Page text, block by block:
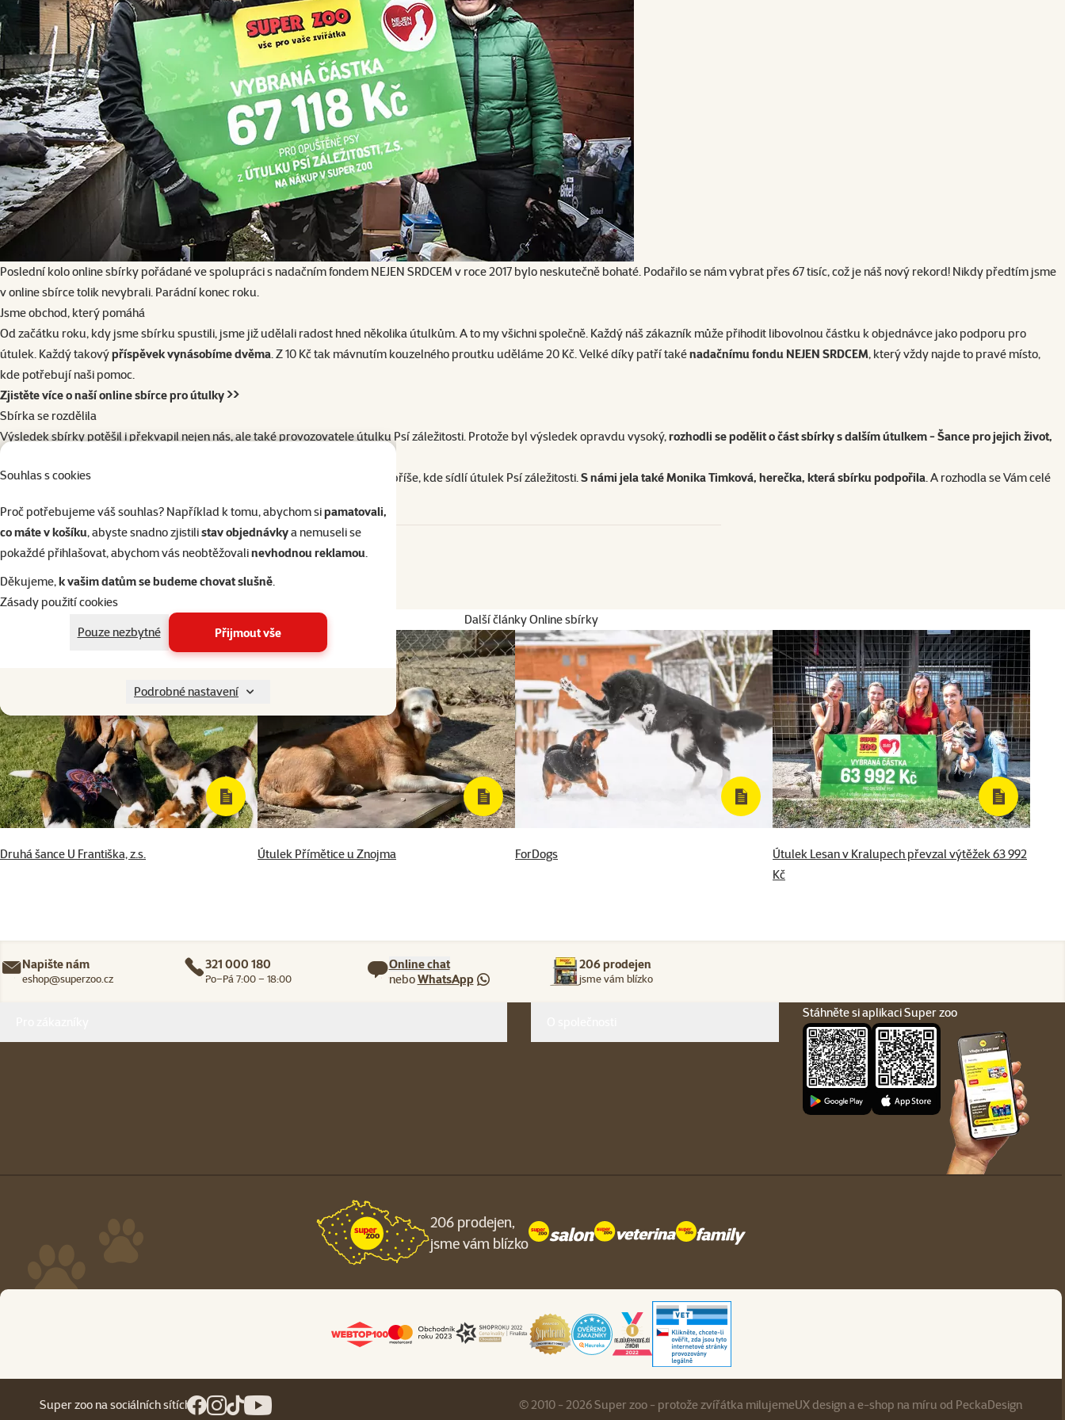
Souhlas s cookies
Proč potřebujeme váš souhlas? Například k tomu, abychom sipamatovali,
co máte v košíku, abyste snadno zjistilistav objednávkya nemuseli se
pokaždé přihlašovat, abychom vás neobtěžovalinevhodnou reklamou.
Děkujeme,k vašim datům se budeme chovat slušně.
Zásady použití cookies
Pouze nezbytné
Přijmout vše
Podrobné nastavení
Poslední kolo online sbírky pořádané ve spolupráci s nadačním fondem NEJEN SRDCEM v roce 2017 bylo neskutečně bohaté. Podařilo se nám vybrat přes 67 tisíc, což je náš nový rekord! Nikdy předtím jsme
v online sbírce tolik nevybrali. Parádní konec roku.
Jsme obchod, který pomáhá
Od začátku roku, kdy jsme sbírku spustili, jsme již udělali radost hned několika útulkům. A to my všichni společně. Každý náš zákazník může přihodit libovolnou částku k objednávce jako podporu pro
útulek. Každý takovýpříspěvek vynásobíme dvěma. Z 10 Kč tak mávnutím kouzelného proutku uděláme 20 Kč. Velké díky patří takénadačnímu fondu NEJEN SRDCEM, který vždy najde to pravé místo,
kde potřebují naši pomoc.
Zjistěte více o naší online sbírce pro útulky >>
Sbírka se rozdělila
Výsledek sbírky potěšil i překvapil nejen nás, ale také provozovatele útulku Psí záležitosti. Protože byl výsledek opravdu vysoký,rozhodli se podělit o část sbírky s dalším útulkem - Šance pro jejich život,
Chovatelské potřeby v hodnotě 50 000 Kč
jsme odvezli do Staré Hutě u Dobříše, kde sídlí útulek Psí záležitosti.S námi jela také Monika Timková, herečka, která sbírku podpořila. A rozhodla se Vám celé
Líbil se vám článek? Sdílejte ho dál!
facebook
Další články Online sbírky
Druhá šance U Františka, z.s. Útulek Přímětice u Znojma ForDogs
Útulek Lesan v Kralupech převzal výtěžek 63 992
Kč
Napište nám
eshop@superzoo.cz
321 000 180
Po–Pá 7:00 – 18:00
Online chat
neboWhatsApp
206 prodejen
jsme vám blízko
Stáhněte si aplikaci Super zoo
206 prodejen,
jsme vám blízko
Super zoo na sociálních sítích © 2010 - 2026 Super zoo - protože zvířátka milujemeUX designae-shop na míru od PeckaDesign